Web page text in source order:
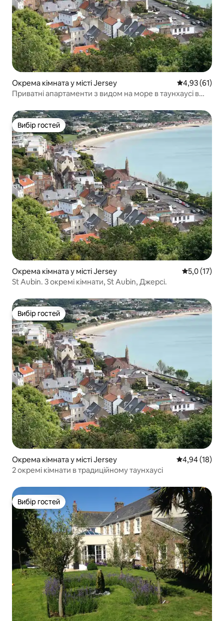
Окрема кімната у місті Jersey Середня
4,93 (61)
Приватні апартаменти з видом на море в таунхаусі в
Вибір гостей
Вибір гостей
Окрема кімната у місті Jersey Середня
5,0 (17)
St Aubin. 3 окремі кімнати, St Aubin, Джерсі.
Вибір гостей
Вибір гостей
Окрема кімната у місті Jersey Середня
4,94 (18)
2 окремі кімнати в традиційному таунхаусі
Вибір гостей
Вибір гостей